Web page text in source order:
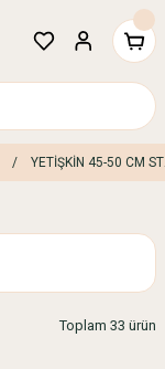
YETİŞKİN 45-50 CM
Toplam 33 ürün